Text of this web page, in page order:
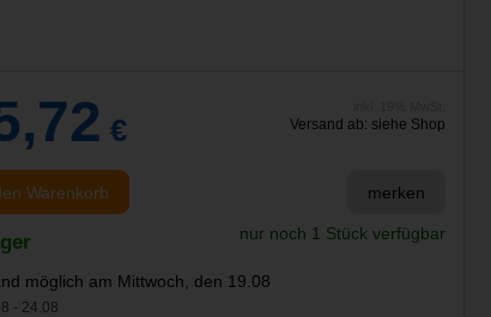
€ Versand ab: siehe Shop
Warenkorb merken
nur noch 1 Stück verfügbar
möglich am Mittwoch, den 19.08
- 24.08